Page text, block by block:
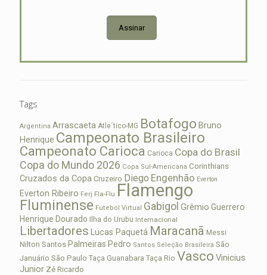
Assinar
Tags
Argentina Arrascaeta Atle´tico-MG Botafogo Bruno
Henrique Campeonato Brasileiro
Campeonato Carioca Carioca Copa do Brasil
Copa do Mundo 2026 Copa Sul-Americana Corinthians
Cruzados da Copa Cruzeiro Diego Engenhão Everton
Everton Ribeiro Ferj Fla-Flu Flamengo
Fluminense Futebol Virtual Gabigol Grêmio Guerrero
Henrique Dourado Ilha do Urubu Internacional
Libertadores Lucas Paquetá Maracanã Messi
Nilton Santos Palmeiras Pedro Santos Seleção Brasileira São
Januário São Paulo Taça Guanabara Taça Rio Vasco Vinicius
Junior Zé Ricardo